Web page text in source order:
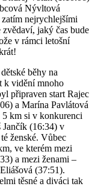
Nývltová
nejrychlejšími
jaký čas bude
v rámci letošní
běhy na
k vidění mnoho
připraven start Rajec
a Marína Pavlátová
km si v konkurenci
Jančík (16:34) v
ženské. Vůbec
ve kterém mezi
a mezi ženami –
(37:51).
těsné a diváci tak